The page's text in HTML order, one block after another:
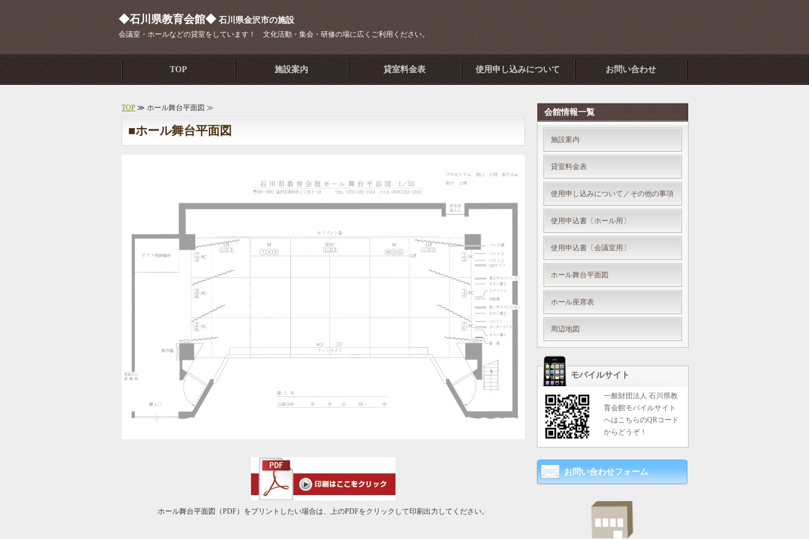
◆石川県教育会館◆ 石川県金沢市の施設
会議室・ホールなどの貸室をしています！ 文化活動・集会・研修の場に広くご利用ください。
TOP 施設案内 貸室料金表 使用申し込みについて お問い合わせ
TOP ≫ ホール舞台平面図 ≫
■ホール舞台平面図
ホール舞台平面図（PDF）をプリントしたい場合は、上のPDFをクリックして印刷出力してください。
会館情報一覧
施設案内
貸室料金表
使用申し込みについて／その他の事項
使用申込書〔ホール用〕
使用申込書〔会議室用〕
ホール舞台平面図
ホール座席表
周辺地図
モバイルサイト
一般財団法人 石川県教
育会館モバイルサイト
へはこちらのQRコード
からどうぞ！
お問い合わせフォーム